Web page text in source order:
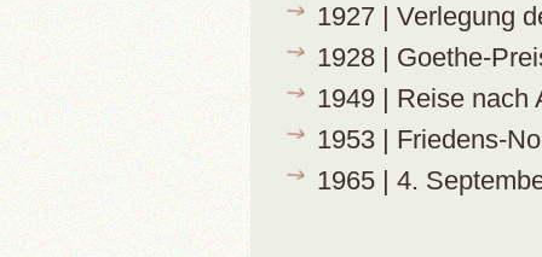
1927 | Verlegung
1928 | Goethe-
1949 | Reise nach
1953 | Friedens-
1965 | 4.